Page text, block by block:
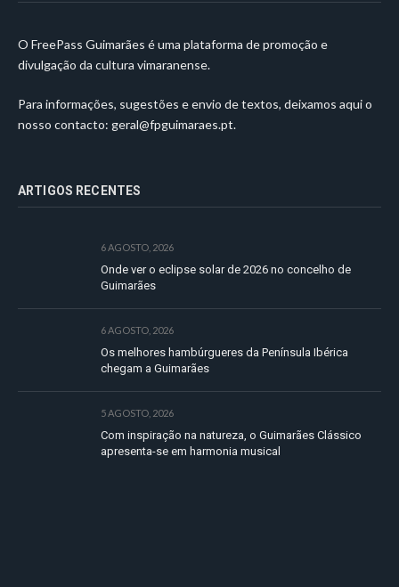
O FreePass Guimarães é uma plataforma de promoção e
divulgação da cultura vimaranense.
Para informações, sugestões e envio de textos, deixamos aqui o
nosso contacto: geral@fpguimaraes.pt.
ARTIGOS RECENTES
6 AGOSTO, 2026
Onde ver o eclipse solar de 2026 no concelho de
Guimarães
6 AGOSTO, 2026
Os melhores hambúrgueres da Península Ibérica
chegam a Guimarães
5 AGOSTO, 2026
Com inspiração na natureza, o Guimarães Clássico
apresenta-se em harmonia musical